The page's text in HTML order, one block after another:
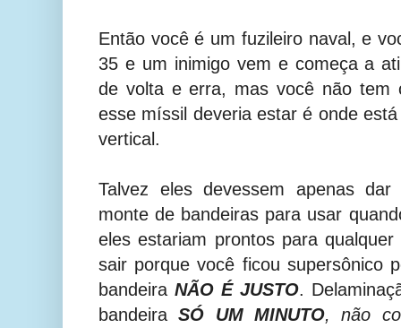
Então você é um fuzileiro naval, e
35 e um inimigo vem e começa a
de volta e erra, mas você não tem
esse míssil deveria estar é onde
vertical.
Talvez eles devessem apenas
monte de bandeiras para usar
eles estariam prontos para
sair porque você ficou supersônico
bandeiraNÃO É JUSTO.
bandeiraSÓ UM MINUTO, não